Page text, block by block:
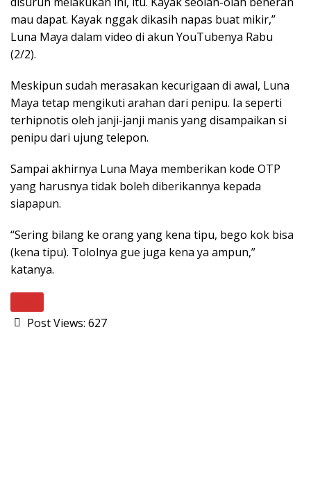
mau dapat. Kayak nggak dikasih napas buat mikir,”
Luna Maya dalam video di akun YouTubenya Rabu
(2/2).
Meskipun sudah merasakan kecurigaan di awal, Luna
Maya tetap mengikuti arahan dari penipu. Ia seperti
terhipnotis oleh janji-janji manis yang disampaikan si
penipu dari ujung telepon.
Sampai akhirnya Luna Maya memberikan kode OTP
yang harusnya tidak boleh diberikannya kepada
siapapun.
“Sering bilang ke orang yang kena tipu, bego kok bisa
(kena tipu). Tololnya gue juga kena ya ampun,”
katanya.
Post Views: 627